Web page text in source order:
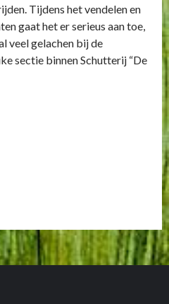
Tijdens het vendelen en
gaat het er serieus aan toe,
veel gelachen bij de
sectie binnen Schutterij “De